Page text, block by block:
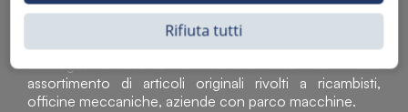
Sì Parts S.r.l. è leader nella distribuzione e vendita di
accessori per veicoli off-highway. Riconosciuto in tutto
il mondo per l’elevato standard qualitativo dei prodotti a
catalogo, attraverso la vendita B2B del ricco
assortimento di articoli originali rivolti a ricambisti,
officine meccaniche, aziende con parco macchine.
Rifiuta tutti